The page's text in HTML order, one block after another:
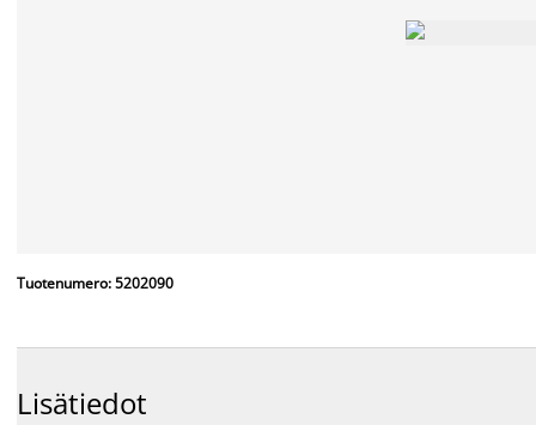
Tuotenumero: 5202090
Lisätiedot